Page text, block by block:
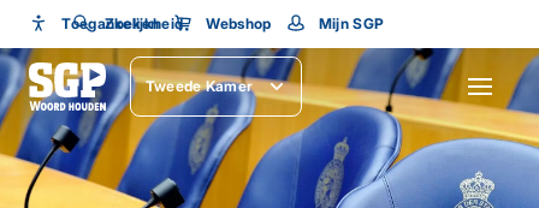
Toegankelijkheid
Toegankelijkheid
Lettergrootte
Zoeken Webshop Mijn SGP
Tweede Kamer SLUITEN